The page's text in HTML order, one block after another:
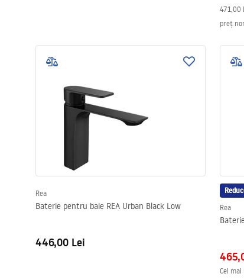
471,00
preț
Rea
Baterie pentru baie REA Urban Black Low
446,00 Lei
Rea
Cel